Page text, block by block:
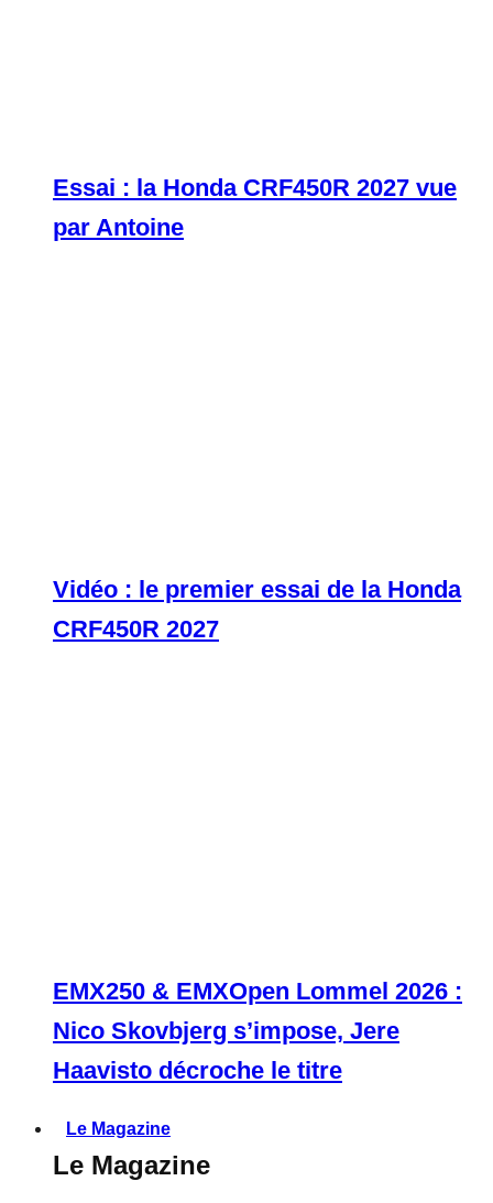
Essai : la Honda CRF450R 2027 vue
par Antoine
Vidéo : le premier essai de la Honda
CRF450R 2027
EMX250 & EMXOpen Lommel 2026 :
Nico Skovbjerg s’impose, Jere
Haavisto décroche le titre
Le Magazine
Le Magazine